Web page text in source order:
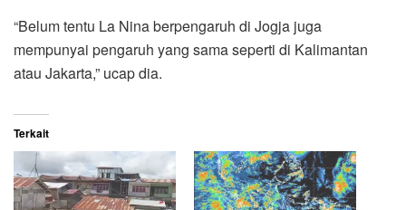
“Belum tentu La Nina berpengaruh di Jogja juga
mempunyai pengaruh yang sama seperti di Kalimantan
atau Jakarta,” ucap dia.
Terkait